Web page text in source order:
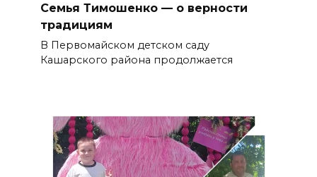
Семья Тимошенко — о верности
традициям
В Первомайском детском саду
Кашарского района продолжается